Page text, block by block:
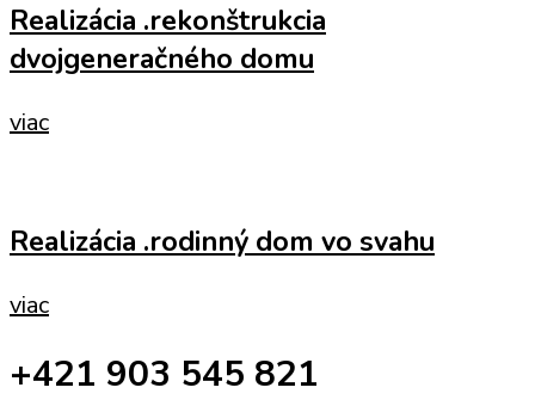
Realizácia .rekonštrukcia
dvojgeneračného domu
viac
Realizácia .rodinný dom vo svahu
viac
+421 903 545 821